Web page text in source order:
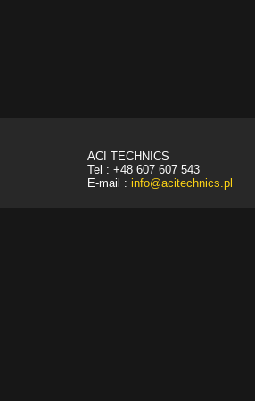
ACI TECHNICS
Tel : +48 607 607 543
E-mail : info@acitechnics.pl